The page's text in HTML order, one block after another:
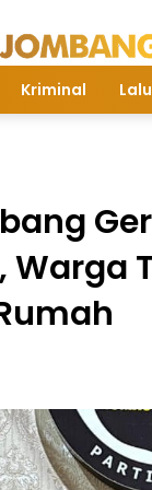
Kriminal
Warga